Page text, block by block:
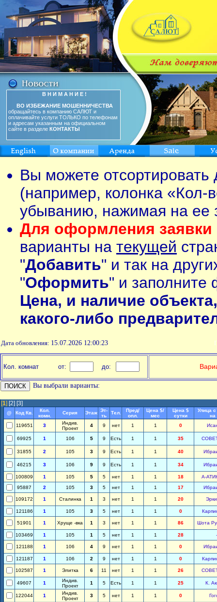
В Н И М А Н И Е !
ВО ИЗБЕЖАНИЕ МОШЕННИЧЕСТВА
обращайтесь в компанию САЛЮТ и
оплачивайте услуги ТОЛЬКО по телефонам
и адресам указанным на официальном
сайте в разделе КОНТАКТЫ
Вы можете
(например, колонка «Кол-
убыванию, нажимая на ее
Для оформления заявки
варианты на текущей
"Добавить" и так на
"Оформить" и заполните
Цена, и наличие
какого-либо
Дата обновления: 15.07.2026 12:00:23
Кол. комнат от: до:
Вы выбрали варианты:
[1] [2] [3]
@ Код Кв.
Кол.
комн.
Серия Этаж Эт-
ть
Тел.
Пред/
опл.
Цена $/
мес
Цена $
сутки
Улица
на
119651
3
Индив.
Проект
4 9 нет 1 1 0
69925 1 106 5 9 Есть 1 1 35
31855 2 105 3 9 Есть 1 1 40
46215 3 106 9 9 Есть 1 1 34
100809 1 105 5 5 нет 1 1 18
А-
95887
2 105 3 5 нет 1 1 17
109172 1 Сталинка 1 3 нет 1 1 20
121186 1 105 3 5 нет 1 1 0
51901 1 Хруще -вка 1 3 нет 1 1 86 Шота
103469 1 105 1 5 нет 1 1 28 -
121188 1 106 4 9 нет 1 1 0
121187 1 106 2 9 нет 1 1 0
102587 1 Элитка 6 11 нет 1 1 26
49607 1
Индив.
Проект
1 5 Есть 1 1 25 К.
122044 1
Индив.
Проект
3 5 нет 1 1 0